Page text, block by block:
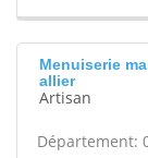
Menuiserie
allier
Artisan
Département: